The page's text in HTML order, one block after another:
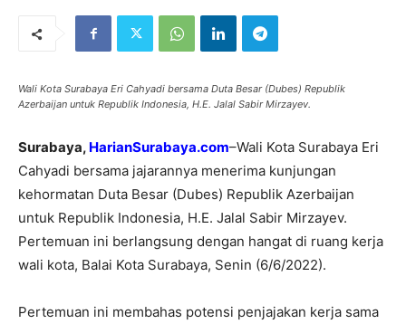
Wali Kota Surabaya Eri Cahyadi bersama Duta Besar (Dubes) Republik
Azerbaijan untuk Republik Indonesia, H.E. Jalal Sabir Mirzayev.
Surabaya, HarianSurabaya.com–Wali Kota Surabaya Eri
Cahyadi bersama jajarannya menerima kunjungan
kehormatan Duta Besar (Dubes) Republik Azerbaijan
untuk Republik Indonesia, H.E. Jalal Sabir Mirzayev.
Pertemuan ini berlangsung dengan hangat di ruang kerja
wali kota, Balai Kota Surabaya, Senin (6/6/2022).
Pertemuan ini membahas potensi penjajakan kerja sama